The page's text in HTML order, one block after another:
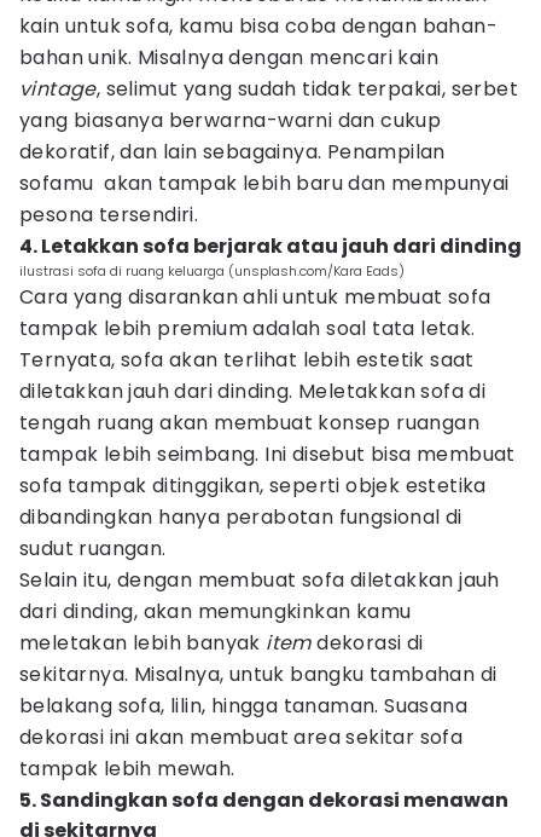
kain untuk sofa, kamu bisa coba dengan bahan-
bahan unik. Misalnya dengan mencari kain
vintage, selimut yang sudah tidak terpakai, serbet
yang biasanya berwarna-warni dan cukup
dekoratif, dan lain sebagainya. Penampilan
sofamu akan tampak lebih baru dan mempunyai
pesona tersendiri.
4. Letakkan sofa berjarak atau jauh dari dinding
ilustrasi sofa di ruang keluarga (unsplash.com/Kara Eads)
Cara yang disarankan ahli untuk membuat sofa
tampak lebih premium adalah soal tata letak.
Ternyata, sofa akan terlihat lebih estetik saat
diletakkan jauh dari dinding. Meletakkan sofa di
tengah ruang akan membuat konsep ruangan
tampak lebih seimbang. Ini disebut bisa membuat
sofa tampak ditinggikan, seperti objek estetika
dibandingkan hanya perabotan fungsional di
sudut ruangan.
Selain itu, dengan membuat sofa diletakkan jauh
dari dinding, akan memungkinkan kamu
meletakan lebih banyak itemdekorasi di
sekitarnya. Misalnya, untuk bangku tambahan di
belakang sofa, lilin, hingga tanaman. Suasana
dekorasi ini akan membuat area sekitar sofa
tampak lebih mewah.
5. Sandingkan sofa dengan dekorasi menawan
di sekitarnya